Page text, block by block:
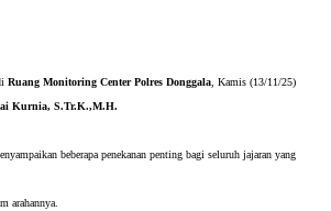
Ruang Monitoring Center Polres Donggala, Kamis (13/11/25)
Kurnia, S.Tr.K.,M.H.
beberapa penekanan penting bagi seluruh jajaran yang
arahannya.